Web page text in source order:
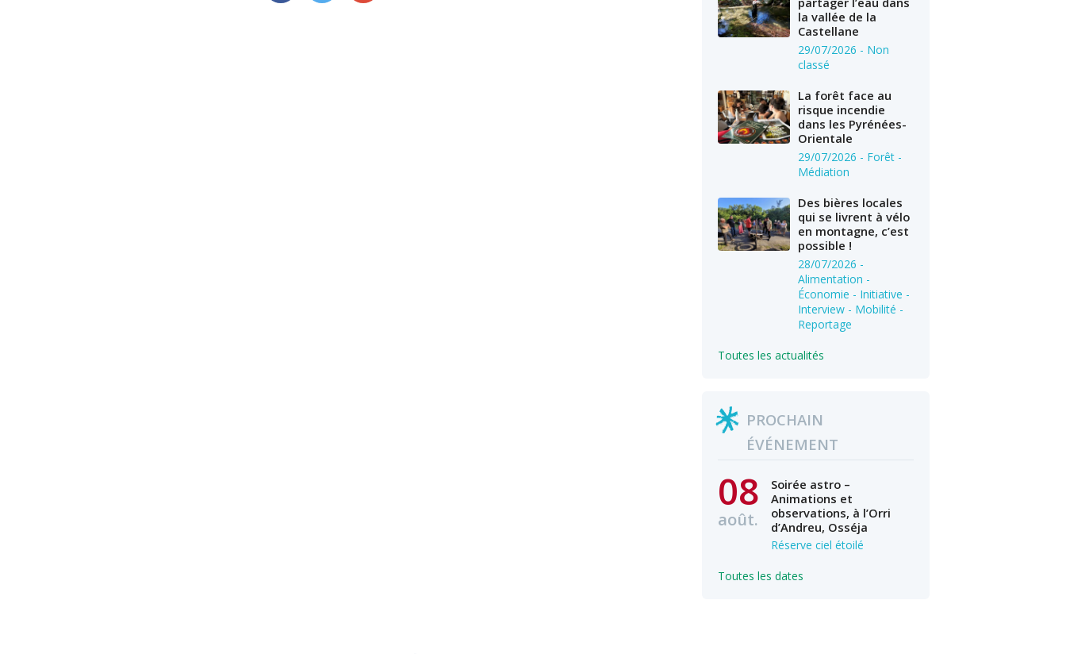
la vallée de la
Castellane
29/07/2026 - Non
classé
La forêt face au
risque incendie
dans les Pyrénées-
Orientale
29/07/2026 - Forêt -
Médiation
Des bières locales
qui se livrent à vélo
en montagne, c’est
possible !
28/07/2026 -
Alimentation -
Économie - Initiative -
Interview - Mobilité -
Reportage
Toutes les actualités
PROCHAIN
ÉVÉNEMENT
08
août.
Soirée astro –
Animations et
observations, à l’Orri
d’Andreu, Osséja
Réserve ciel étoilé
Toutes les dates